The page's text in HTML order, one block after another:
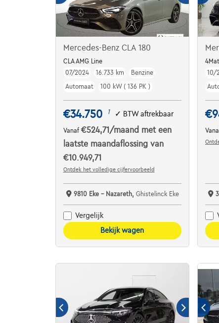
Mercedes-Benz CLA 180
CLA AMG Line
07/2024
16.733 km
Benzine
Automaat
100 kW ( 136 PK )
€34.750 1 ✓ BTW aftrekbaar
Vanaf €524,71 /maand met een
laatste maandaflossing van
€10.949,71
Ontdek het volledige cijfervoorbeeld
9810 Eke - Nazareth, Ghistelinck Eke
Vergelijk
Bekijk wagen
10/